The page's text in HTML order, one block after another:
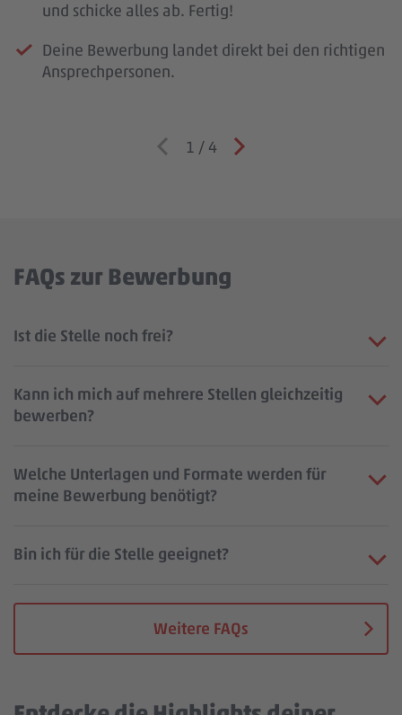
und schicke alles ab. Fertig!
Deine Bewerbung landet direkt bei den richtigen
Ansprechpersonen.
1 / 4
FAQs zur Bewerbung
Ist die Stelle noch frei?
Kann ich mich auf mehrere Stellen gleichzeitig
bewerben?
Welche Unterlagen und Formate werden für
meine Bewerbung benötigt?
Bin ich für die Stelle geeignet?
Weitere FAQs